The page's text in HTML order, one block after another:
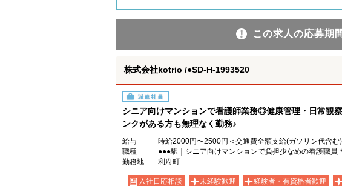
この求人の応募期
株式会社kotrio /●SD-H-1993520
派遣社員
シニア向けマンションで看護師業務◎健康管理・日常観
ンクがある方も無理なく勤務♪
給与
時給2000円〜2500円＜交通費全額支給(ガソリン代含む
職種
●●●駅｜シニア向けマンションで負担少なめの看護職員
勤務地
利府町
入社日応相談 未経験歓迎 経験者・有資格者歓迎